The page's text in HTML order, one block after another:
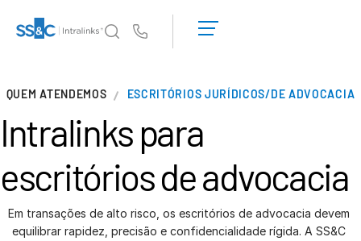
Por que a Intralinks
Segurança e confiança
Centro de IA
Produtos
Solicite uma
QUEM ATENDEMOS
ESCRITÓRIOS JURÍDICOS/DE ADVOCACIA
Intralinks para
escritórios de advocacia
Em transações de alto risco, os escritórios de advocacia devem
equilibrar rapidez, precisão e confidencialidade rígida. A SS&C